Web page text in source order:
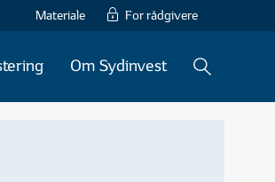
Materiale For rådgivere
Om Sydinvest